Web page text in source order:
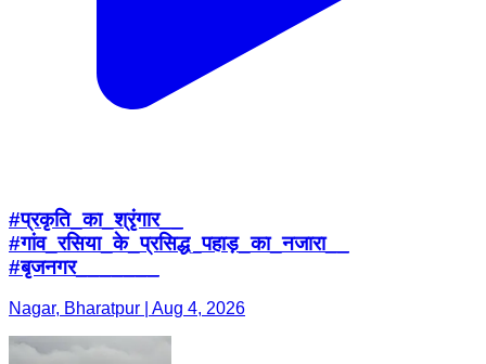
#प्रकृति_का_श्रृंगार__
#गांव_रसिया_के_प्रसिद्ध_पहाड़_का_नजारा__
#बृजनगर_______
Nagar, Bharatpur | Aug 4, 2026